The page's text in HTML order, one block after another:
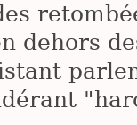
dehors